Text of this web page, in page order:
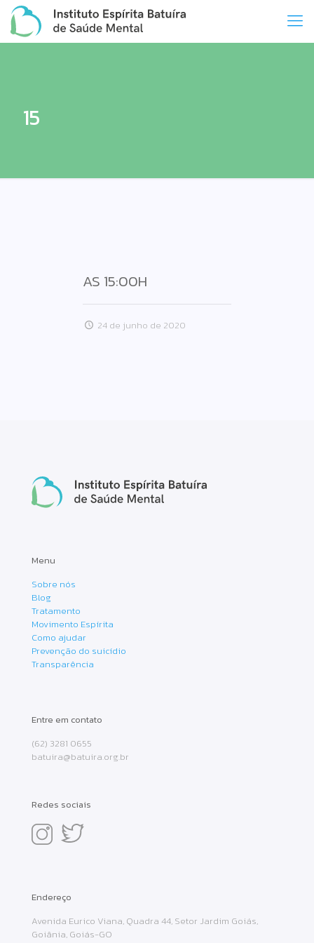
15
AS 15:00H
24 de junho de 2020
Menu
Sobre nós
Blog
Tratamento
Movimento Espírita
Como ajudar
Prevenção do suicídio
Transparência
Entre em contato
(62) 3281 0655
batuira@batuira.org.br
Redes sociais
Endereço
Avenida Eurico Viana, Quadra 44, Setor Jardim Goiás,
Goiânia, Goiás-GO